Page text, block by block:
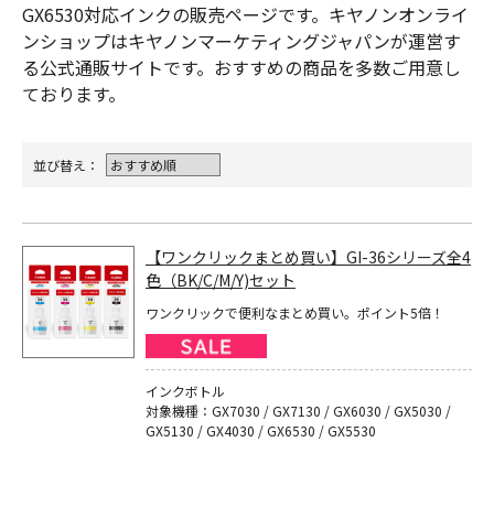
GX6530対応インクの販売ページです。キヤノンオンライ
ンショップはキヤノンマーケティングジャパンが運営す
る公式通販サイトです。おすすめの商品を多数ご用意し
ております。
並び替え：
【ワンクリックまとめ買い】GI-36シリーズ全4
色（BK/C/M/Y)セット
ワンクリックで便利なまとめ買い。ポイント5倍！
インクボトル
対象機種：GX7030 / GX7130 / GX6030 / GX5030 /
GX5130 / GX4030 / GX6530 / GX5530